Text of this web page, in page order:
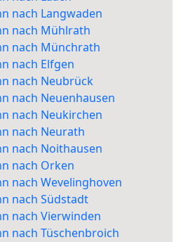
nach Langwaden
nach Mühlrath
nach Münchrath
nach Elfgen
nach Neubrück
nach Neuenhausen
nach Neukirchen
nach Neurath
nach Noithausen
nach Orken
nach Wevelinghoven
nach Südstadt
nach Vierwinden
nach Tüschenbroich